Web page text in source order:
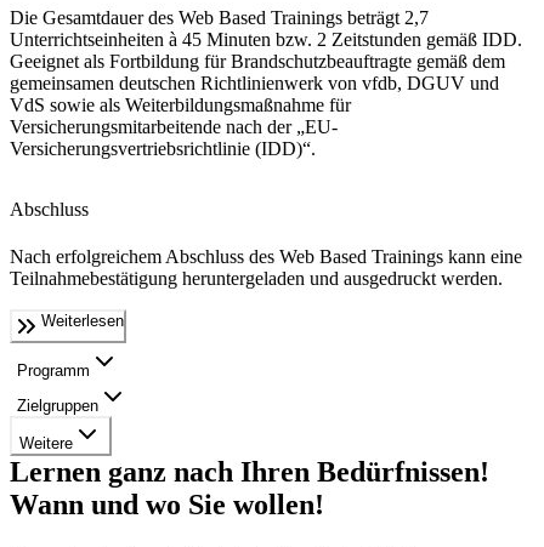
Die Gesamtdauer des Web Based Trainings beträgt 2,7
Unterrichtseinheiten à 45 Minuten bzw. 2 Zeitstunden gemäß IDD.
Geeignet als Fortbildung für Brandschutzbeauftragte gemäß dem
gemeinsamen deutschen Richtlinienwerk von vfdb, DGUV und
VdS sowie als Weiterbildungsmaßnahme für
Versicherungsmitarbeitende nach der „EU-
Versicherungsvertriebsrichtlinie (IDD)“.
Abschluss
Nach erfolgreichem Abschluss des Web Based Trainings kann eine
Teilnahmebestätigung heruntergeladen und ausgedruckt werden.
Weiterlesen
Programm
Zielgruppen
Weitere
Lernen ganz nach Ihren Bedürfnissen!
Wann und wo Sie wollen!